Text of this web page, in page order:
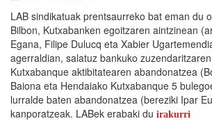
LAB sindikatuak prentsaurreko bat eman du
Bilbon, Kutxabanken egoitzaren aintzinean
Egana, Filipe Dulucq eta Xabier
agerraldian, salatuz bankuko
Kutxabanque aktibitatearen abandonatzea
Baiona eta Hendaiako Kutxabanque 5
lurralde baten abandonatzea (bereziki Ipar
kanporatzeak. LABek erabaki du irakurri